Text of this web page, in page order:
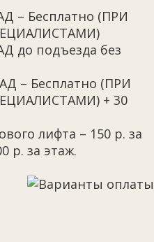
– Бесплатно (ПРИ
до подъезда без
– Бесплатно (ПРИ
+ 30
лифта – 150 р. за
р. за этаж.